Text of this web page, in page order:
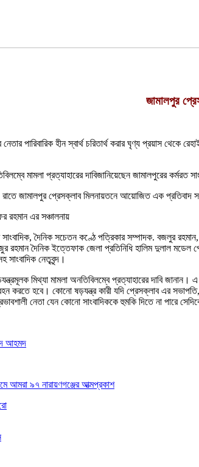
জামালপুর
পারিবারিক হীন স্বার্থ চরিতার্থ করার ঘৃণ্য প্রয়াস থেকে
মামলা প্রত্যাহারের দাবিজানিয়েছেন জামালপুরের কর্মরত
জামালপুর প্রেসক্লাব মিলনায়তনে আয়োজিত এক প্রতিবাদ
রহমান এর সঞ্চালনায়
দৈনিক সচেতন কণ্ঠে পত্রিকার সম্পাদক. বজলুর
রহমান দৈনিক ইত্তেফাক জেলা প্রতিনিধি হালিম দুলাল
সাংবাদিক নেতৃবৃন্দ।
মিথ্যা মামলা অনতিবিলম্বে প্রত্যাহারের দাবি
করতে হবে। কোনো ষড়যন্ত্র কারী যদি প্রেসক্লাব এর
নেতা যেন কোনো সাংবাদিককে হুমকি দিতে না পারে
আহমদ
আমরা ৯৭ নারায়ণগঞ্জের আত্মপ্রকাশ